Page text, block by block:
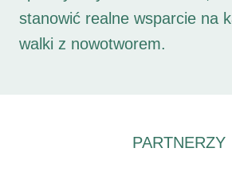
stanowić realne wsparcie na
walki z nowotworem.
PARTNERZY